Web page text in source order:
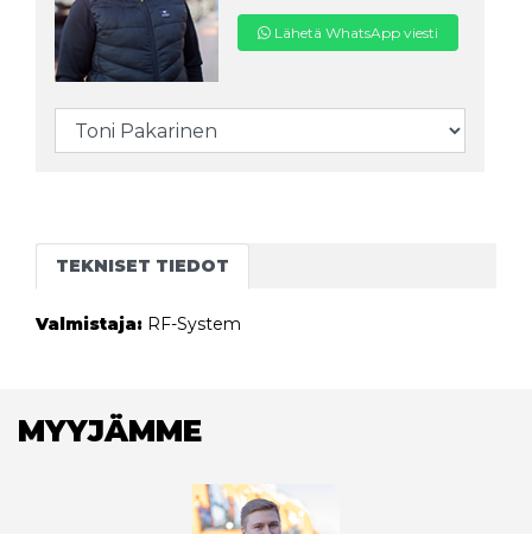
Lähetä WhatsApp viesti
TEKNISET TIEDOT
Valmistaja: RF-System
MYYJÄMME